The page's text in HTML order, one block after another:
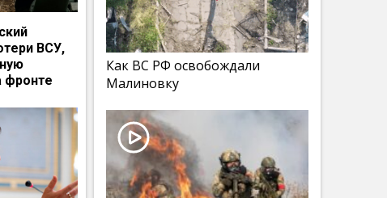
ВСУ,
фронте
Как ВС РФ освобождали
Малиновку